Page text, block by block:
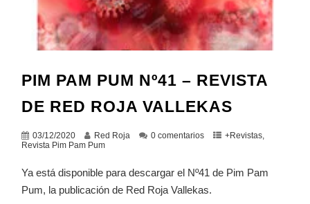
PIM PAM PUM Nº41 – REVISTA
DE RED ROJA VALLEKAS
03/12/2020 Red Roja 0 comentarios +Revistas,
Revista Pim Pam Pum
Ya está disponible para descargar el Nº41 de Pim Pam
Pum, la publicación de Red Roja Vallekas.